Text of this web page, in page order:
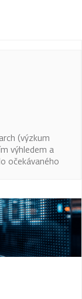
(výzkum
výhledem a
očekávaného